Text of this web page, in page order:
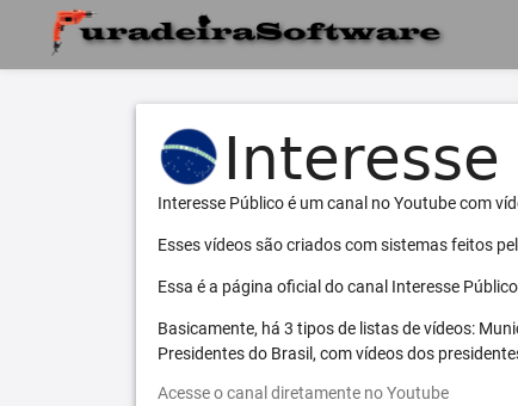
Interesse Público é um canal no Youtube com
Esses vídeos são criados com sistemas feitos
Essa é a página oficial do canal Interesse
Basicamente, há 3 tipos de listas de vídeos:
Presidentes do Brasil, com vídeos dos
Acesse o canal diretamente no Youtube